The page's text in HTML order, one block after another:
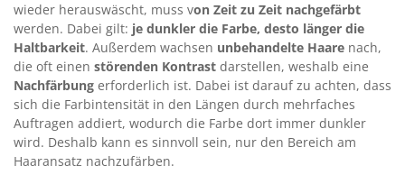
wieder herauswäscht, muss von Zeit zu Zeit nachgefärbt
werden. Dabei gilt: je dunkler die Farbe, desto länger die
Haltbarkeit. Außerdem wachsen unbehandelte Haare nach,
die oft einen störenden Kontrast darstellen, weshalb eine
Nachfärbung erforderlich ist. Dabei ist darauf zu achten, dass
sich die Farbintensität in den Längen durch mehrfaches
Auftragen addiert, wodurch die Farbe dort immer dunkler
wird. Deshalb kann es sinnvoll sein, nur den Bereich am
Haaransatz nachzufärben.